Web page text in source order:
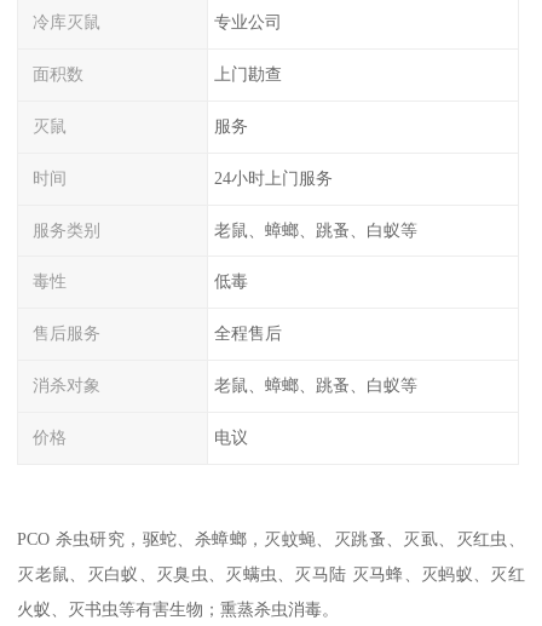
冷库灭鼠 专业公司
面积数 上门勘查
灭鼠 服务
时间 24小时上门服务
服务类别 老鼠、蟑螂、跳蚤、白蚁等
毒性 低毒
售后服务 全程售后
消杀对象 老鼠、蟑螂、跳蚤、白蚁等
价格 电议
PCO 杀虫研究，驱蛇、杀蟑螂，灭蚊蝇、灭跳蚤、灭虱、灭红虫、
灭老鼠、灭白蚁、灭臭虫、灭螨虫、灭马陆 灭马蜂、灭蚂蚁、灭红
火蚁、灭书虫等有害生物；熏蒸杀虫消毒。